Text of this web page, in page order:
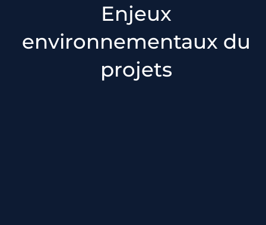
Enjeux
environnementaux du
projets